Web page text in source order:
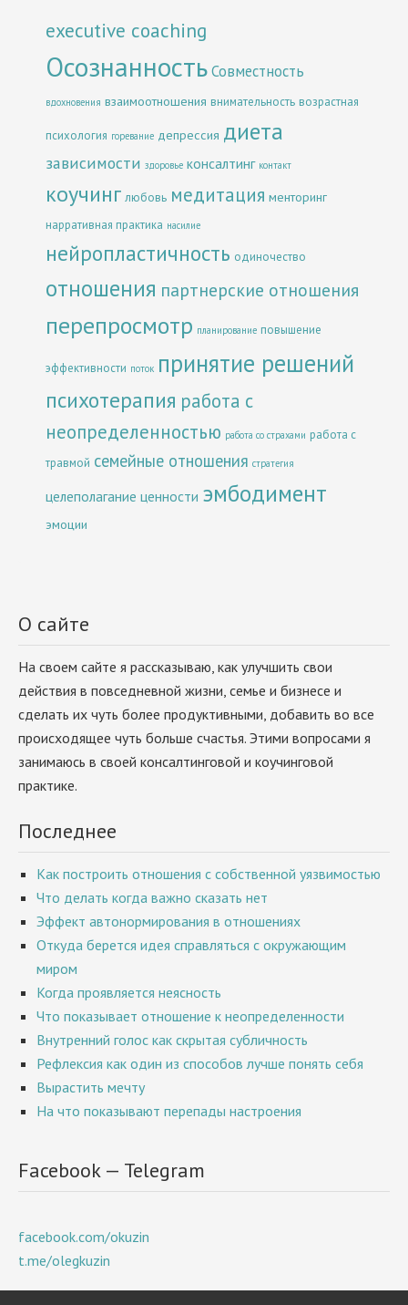
executive coaching
ОсознанностьСовместность
вдохновения взаимоотношения внимательность возрастная
психология горевание депрессия диета
зависимости здоровье консалтинг контакт
коучинг любовь медитация менторинг
нарративная практика насилие
нейропластичность одиночество
отношения партнерские отношения
перепросмотр планирование повышение
эффективности поток принятие решений
психотерапия работа с
неопределенностью работа со страхами работа с
травмой семейные отношения стратегия
целеполагание ценности эмбодимент
эмоции
О сайте
На своем сайте я рассказываю, как улучшить свои
действия в повседневной жизни, семье и бизнесе и
сделать их чуть более продуктивными, добавить во все
происходящее чуть больше счастья. Этими вопросами я
занимаюсь в своей консалтинговой и коучинговой
практике.
Последнее
Как построить отношения с собственной уязвимостью
Что делать когда важно сказать нет
Эффект автонормирования в отношениях
Откуда берется идея справляться с окружающим
миром
Когда проявляется неясность
Что показывает отношение к неопределенности
Внутренний голос как скрытая субличность
Рефлексия как один из способов лучше понять себя
Вырастить мечту
На что показывают перепады настроения
Facebook — Telegram
facebook.com/okuzin
t.me/olegkuzin